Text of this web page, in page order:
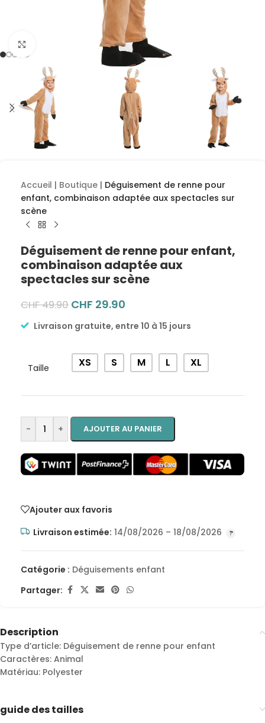
Cliquez pour agrandir
Accueil | Boutique | Déguisement de renne pour
enfant, combinaison adaptée aux spectacles sur
scène
Déguisement de renne pour enfant,
combinaison adaptée aux
spectacles sur scène
CHF49.90 CHF 29.90
Livraison gratuite, entre 10 à 15 jours
Taille XS S M L XL
- + AJOUTER AU PANIER
Ajouter aux favoris
Livraison estimée: 14/08/2026 – 18/08/2026
Catégorie : Déguisements enfant
Partager:
Description
Type d’article: Déguisement de renne pour enfant
Caractères: Animal
Matériau: Polyester
guide des tailles